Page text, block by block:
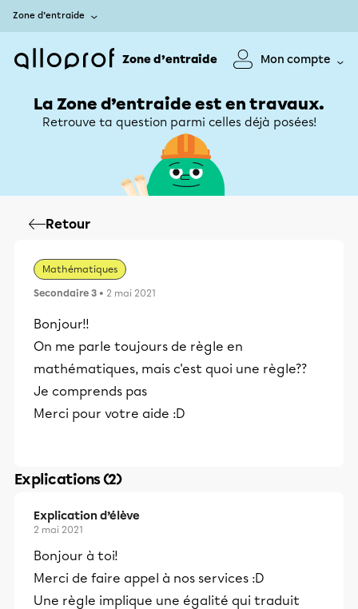
Zone d’entraide
Zone d’entraide Mon compte
La Zone d’entraide est en travaux.
Retrouve ta question parmi celles déjà posées!
Retour
Mathématiques
Secondaire 3 • 2 mai 2021
Bonjour!!
On me parle toujours de règle en
mathématiques, mais c'est quoi une règle??
Je comprends pas
Merci pour votre aide :D
Explications (2)
Explication d’élève
2 mai 2021
Bonjour à toi!
Merci de faire appel à nos services :D
Une règle implique une égalité qui traduit